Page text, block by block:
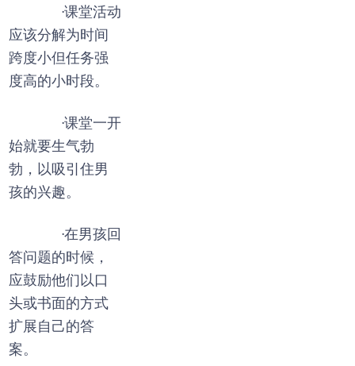
·课堂活动
应该分解为时间
跨度小但任务强
度高的小时段。
·课堂一开
始就要生气勃
勃，以吸引住男
孩的兴趣。
·在男孩回
答问题的时候，
应鼓励他们以口
头或书面的方式
扩展自己的答
案。